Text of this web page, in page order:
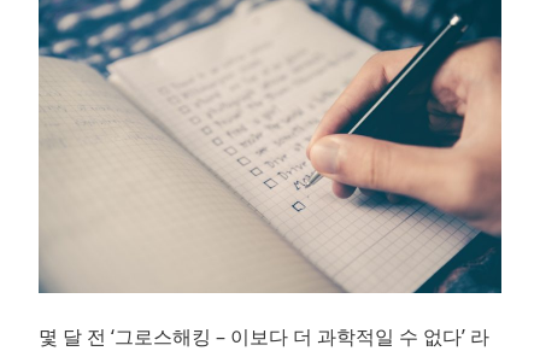
몇 달 전 ‘그로스해킹 – 이보다 더 과학적일 수 없다’ 라